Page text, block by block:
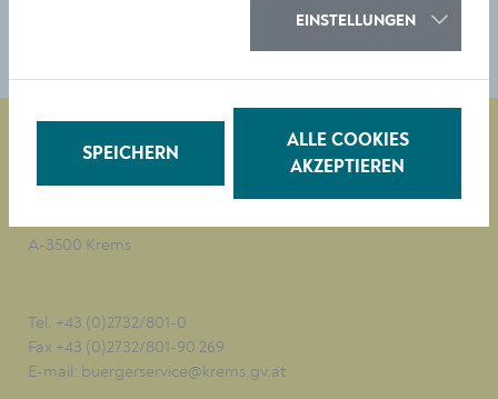
A-3500 Krems
Tel. +43 (0)2732/801-0
Fax +43 (0)2732/801-90 269
E-mail: buergerservice@krems.gv.at
EINSTELLUNGEN
SPEICHERN
ALLE COOKIES
AKZEPTIEREN